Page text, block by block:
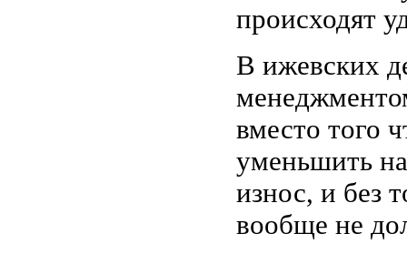
происходят
В ижевских
вместо того
уменьшить
износ, и без
вообще не